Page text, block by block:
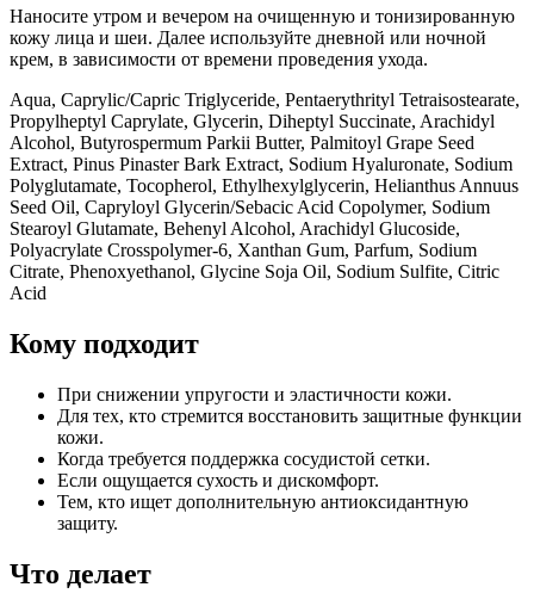
Наносите утром и вечером на очищенную и тонизированную
кожу лица и шеи. Далее используйте дневной или ночной
крем, в зависимости от времени проведения ухода.
Aqua, Caprylic/Capric Triglyceride, Pentaerythrityl Tetraisostearate,
Propylheptyl Caprylate, Glycerin, Diheptyl Succinate, Arachidyl
Alcohol, Butyrospermum Parkii Butter, Palmitoyl Grape Seed
Extract, Pinus Pinaster Bark Extract, Sodium Hyaluronate, Sodium
Polyglutamate, Tocopherol, Ethylhexylglycerin, Helianthus Annuus
Seed Oil, Capryloyl Glycerin/Sebacic Acid Copolymer, Sodium
Stearoyl Glutamate, Behenyl Alcohol, Arachidyl Glucoside,
Polyacrylate Crosspolymer-6, Xanthan Gum, Parfum, Sodium
Citrate, Phenoxyethanol, Glycine Soja Oil, Sodium Sulfite, Citric
Acid
Кому подходит
При снижении упругости и эластичности кожи.
Для тех, кто стремится восстановить защитные функции
кожи.
Когда требуется поддержка сосудистой сетки.
Если ощущается сухость и дискомфорт.
Тем, кто ищет дополнительную антиоксидантную
защиту.
Что делает